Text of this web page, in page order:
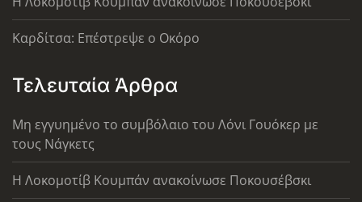
Καρδίτσα: Επέστρεψε ο Οκόρο
Τελευταία Άρθρα
Μη εγγυημένο το συμβόλαιο του Λόνι Γουόκερ με
τους Νάγκετς
Η Λοκομοτίβ Κουμπάν ανακοίνωσε Ποκουσέβσκι